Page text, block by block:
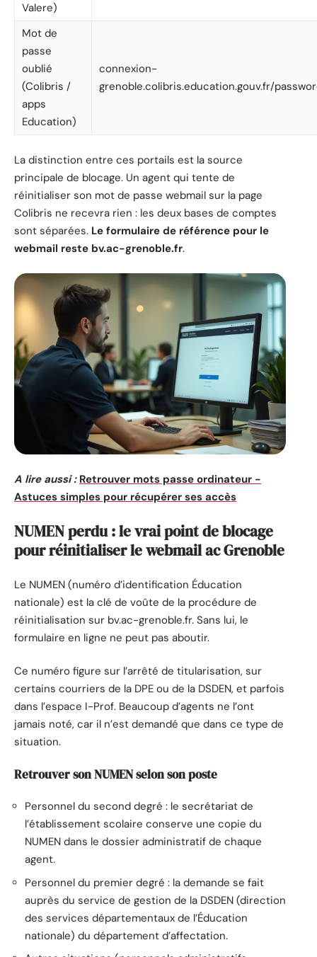
Valere)
Mot de
passe
oublié
(Colibris /
apps
Education)
connexion-
grenoble.colibris.education.gouv.fr/
La distinction entre ces portails est la source
principale de blocage. Un agent qui tente de
réinitialiser son mot de passe webmail sur la page
Colibris ne recevra rien : les deux bases de comptes
sont séparées. Le formulaire de référence pour le
webmail reste bv.ac-grenoble.fr.
A lire aussi : Retrouver mots passe ordinateur -
Astuces simples pour récupérer ses accès
NUMEN perdu : le vrai point de blocage
pour réinitialiser le webmail ac Grenoble
Le NUMEN (numéro d’identification Éducation
nationale) est la clé de voûte de la procédure de
réinitialisation sur bv.ac-grenoble.fr. Sans lui, le
formulaire en ligne ne peut pas aboutir.
Ce numéro figure sur l’arrêté de titularisation, sur
certains courriers de la DPE ou de la DSDEN, et parfois
dans l’espace I-Prof. Beaucoup d’agents ne l’ont
jamais noté, car il n’est demandé que dans ce type de
situation.
Retrouver son NUMEN selon son poste
Personnel du second degré : le secrétariat de
l’établissement scolaire conserve une copie du
NUMEN dans le dossier administratif de chaque
agent.
Personnel du premier degré : la demande se fait
auprès du service de gestion de la DSDEN (direction
des services départementaux de l’Éducation
nationale) du département d’affectation.